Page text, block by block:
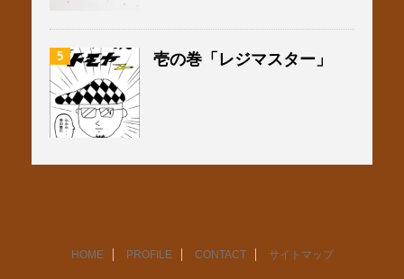
5 壱の巻「レジマスター」
HOME PROFILE CONTACT サイトマップ